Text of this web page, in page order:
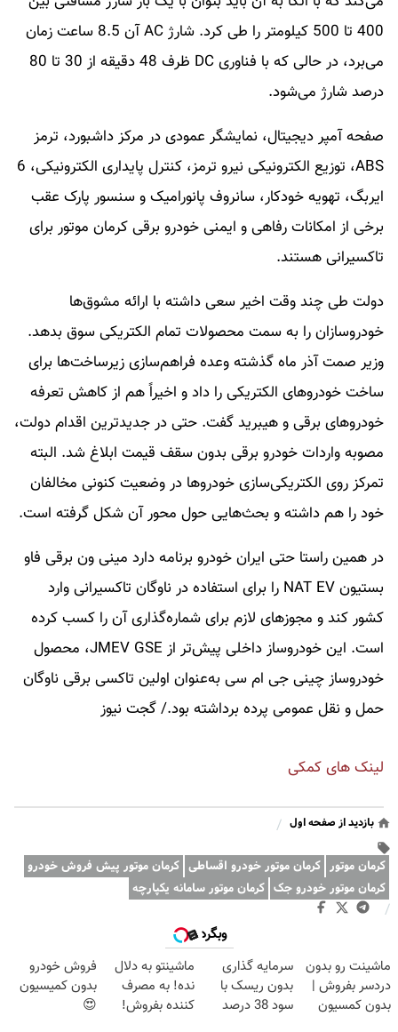
400 تا 500 کیلومتر را طی کرد. شارژ AC آن 8.5 ساعت زمان
می‌برد، در حالی که با فناوری DC ظرف 48 دقیقه از 30 تا 80
درصد شارژ می‌شود.
صفحه آمپر دیجیتال، نمایشگر عمودی در مرکز داشبورد، ترمز
ABS، توزیع الکترونیکی نیرو ترمز، کنترل پایداری الکترونیکی، 6
ایربگ، تهویه خودکار، سانروف پانورامیک و سنسور پارک عقب
برخی از امکانات رفاهی و ایمنی خودرو برقی کرمان موتور برای
تاکسیرانی هستند.
دولت طی چند وقت اخیر سعی داشته با ارائه مشوق‌ها
خودروسازان را به سمت محصولات تمام الکتریکی سوق بدهد.
وزیر صمت آذر ماه گذشته وعده فراهم‌سازی زیرساخت‌ها برای
ساخت خودروهای الکتریکی را داد و اخیراً هم از کاهش تعرفه
خودروهای برقی و هیبرید گفت. حتی در جدیدترین اقدام دولت،
مصوبه واردات خودرو برقی بدون سقف قیمت ابلاغ شد. البته
تمرکز روی الکتریکی‌سازی خودروها در وضعیت کنونی مخالفان
خود را هم داشته و بحث‌هایی حول محور آن شکل گرفته است.
در همین راستا حتی ایران خودرو برنامه دارد مینی ون برقی فاو
بستیون NAT EV را برای استفاده در ناوگان تاکسیرانی وارد
کشور کند و مجوزهای لازم برای شماره‌گذاری آن را کسب کرده
است. این خودروساز داخلی پیش‌تر از JMEV GSE، محصول
خودروساز چینی جی ام سی به‌عنوان اولین تاکسی برقی ناوگان
حمل و نقل عمومی پرده برداشته بود./ گجت نیوز
لینک های کمکی
بازدید از صفحه اول /
کرمان موتور کرمان موتور خودرو اقساطی کرمان موتور پیش فروش خودرو
کرمان موتور خودرو جک کرمان موتور سامانه یکپارچه
/
وبگردی
ماشینت رو بدون
دردسر بفروش |
بدون کمسیون
سرمایه گذاری
بدون ریسک با
سود 38 درصد
ماشینتو به دلال
نده! به مصرف
کننده بفروش!
فروش خودرو
بدون کمیسیون
😍